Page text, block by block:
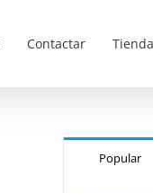
Contactar Tienda
Popular